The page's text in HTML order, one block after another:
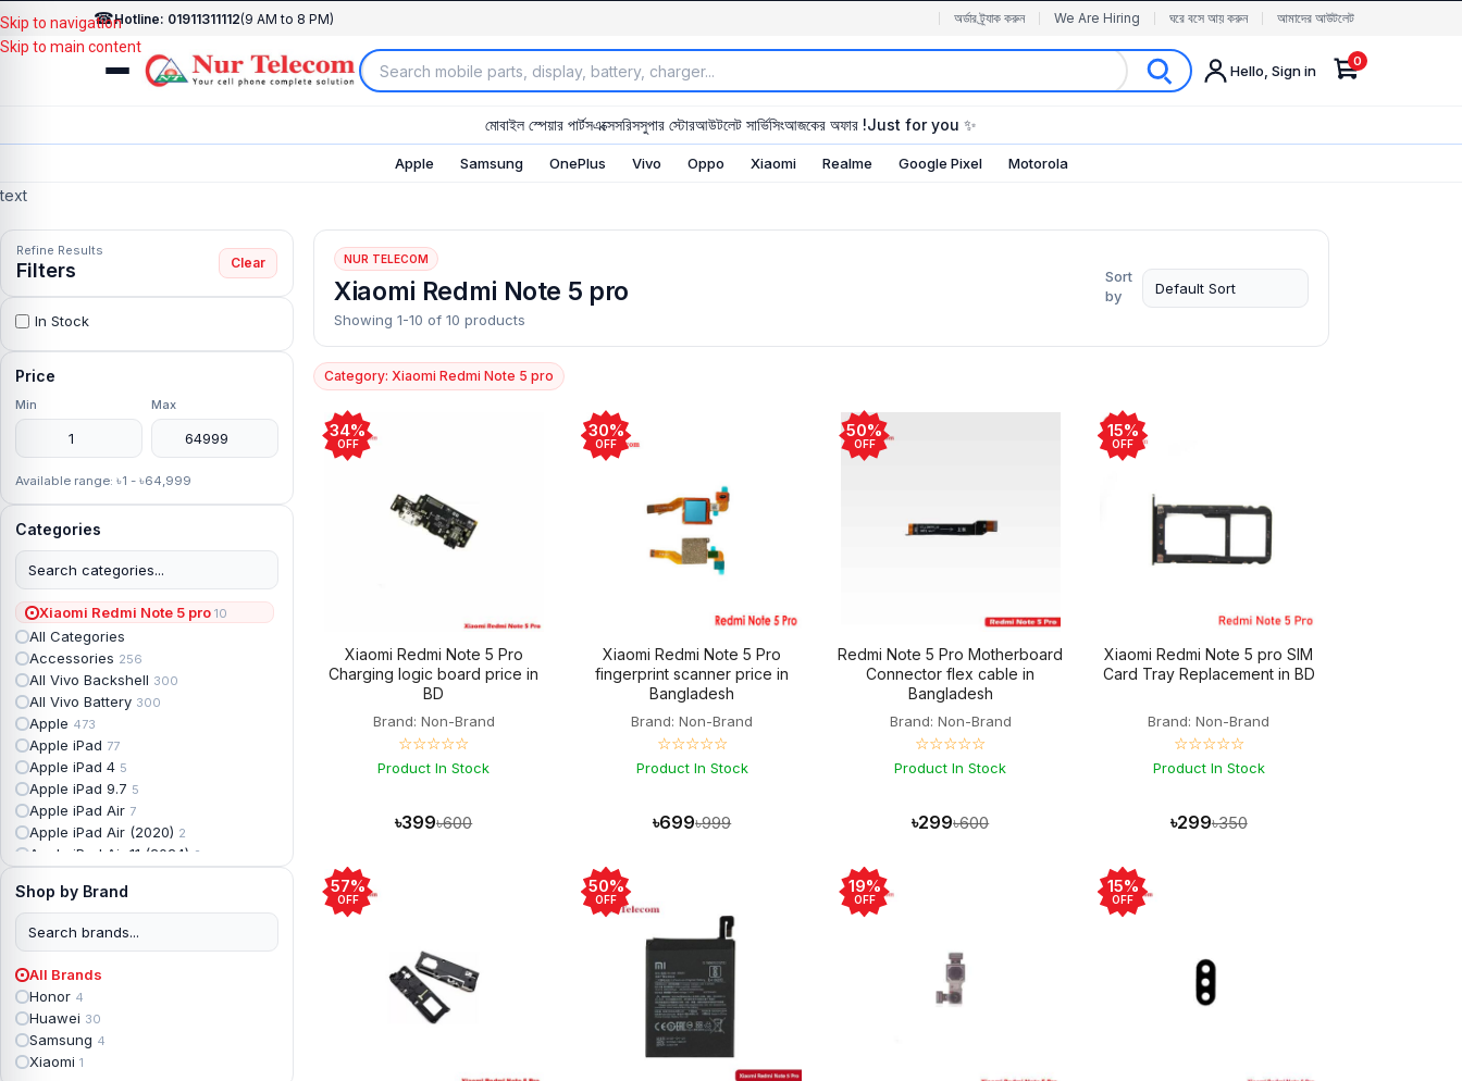
☎Hotline: 01911311112(9 AM to 8 PM) অর্ডার ট্র্যাক করুন We Are Hiring ঘরে বসে আয় করুন আমাদের আউটলেট
Hello, Sign in
0
মোবাইল স্পেয়ার পার্টসএক্সেসরিসসুপার স্টোরআউটলেট সার্ভিসিংআজকের অফার !Just for you ✨
Apple Samsung OnePlus Vivo Oppo Xiaomi Realme Google Pixel Motorola
Skip to navigation
Skip to main content
text
Refine Results
Filters Clear
In Stock
Price
Min Max
Available range: ৳1 - ৳64,999
Categories
Xiaomi Redmi Note 5 pro 10
All Categories
Accessories 256
All Vivo Backshell 300
All Vivo Battery 300
Apple 473
Apple iPad 77
Apple iPad 4 5
Apple iPad 9.7 5
Apple iPad Air 7
Apple iPad Air (2020) 2
Apple iPad Air 11 (2024) 2
Apple iPad Backshell
Apple iPad Battery
Apple iPad Display
Apple iPad mini 2
Apple iPad Mini 3
Apple iPad mini 4
Apple iPad Pro 10.5
Apple iPad Pro 11
Shop by Brand
All Brands
Honor 4
Huawei 30
Samsung 4
Xiaomi 1
NUR TELECOM
Xiaomi Redmi Note 5 pro
Showing 1-10 of 10 products
Sort
by
Category: Xiaomi Redmi Note 5 pro
34%
OFF
Xiaomi Redmi Note 5 Pro
Charging logic board price in
BD
Brand: Non-Brand
☆☆☆☆☆
Product In Stock
৳399৳600
30%
OFF
Xiaomi Redmi Note 5 Pro
fingerprint scanner price in
Bangladesh
Brand: Non-Brand
☆☆☆☆☆
Product In Stock
৳699৳999
50%
OFF
Redmi Note 5 Pro Motherboard
Connector flex cable in
Bangladesh
Brand: Non-Brand
☆☆☆☆☆
Product In Stock
৳299৳600
15%
OFF
Xiaomi Redmi Note 5 pro SIM
Card Tray Replacement in BD
Brand: Non-Brand
☆☆☆☆☆
Product In Stock
৳299৳350
57%
OFF
50%
OFF
19%
OFF
15%
OFF